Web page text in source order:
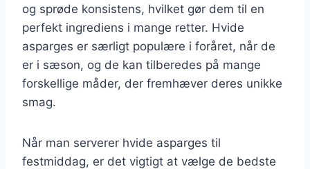
og sprøde konsistens, hvilket gør dem til en
perfekt ingrediens i mange retter. Hvide
asparges er særligt populære i foråret, når de
er i sæson, og de kan tilberedes på mange
forskellige måder, der fremhæver deres unikke
smag.
Når man serverer hvide asparges til
festmiddag, er det vigtigt at vælge de bedste